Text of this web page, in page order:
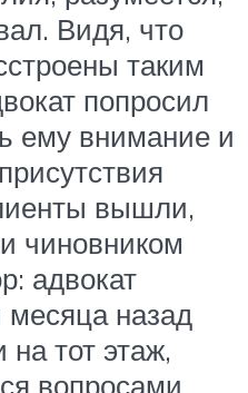
Видя, что
таким
попросил
ему внимание и
вышли,
чиновником
адвокат
месяца назад
тот этаж,
вопросами